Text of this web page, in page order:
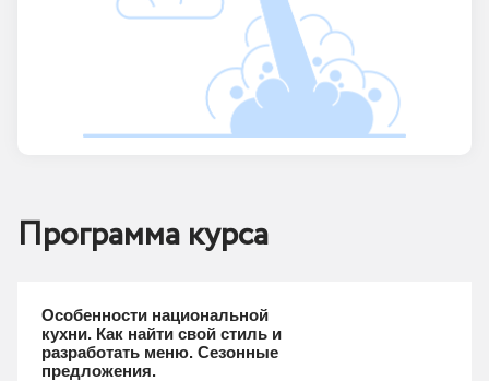
Программа курса
Особенности национальной
кухни. Как найти свой стиль и
разработать меню. Сезонные
предложения.